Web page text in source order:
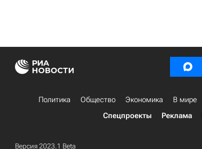
Политика Общество Экономика В мире
Спецпроекты
Реклама
Версия 2023.1 Beta